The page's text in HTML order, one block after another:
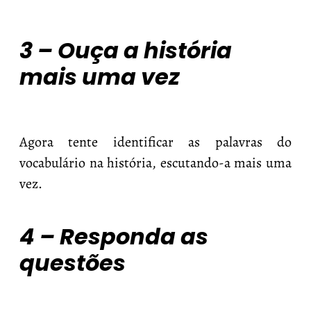
3 – Ouça a história
mais uma vez
Agora tente identificar as palavras do
vocabulário na história, escutando-a mais uma
vez.
4 – Responda as
questões